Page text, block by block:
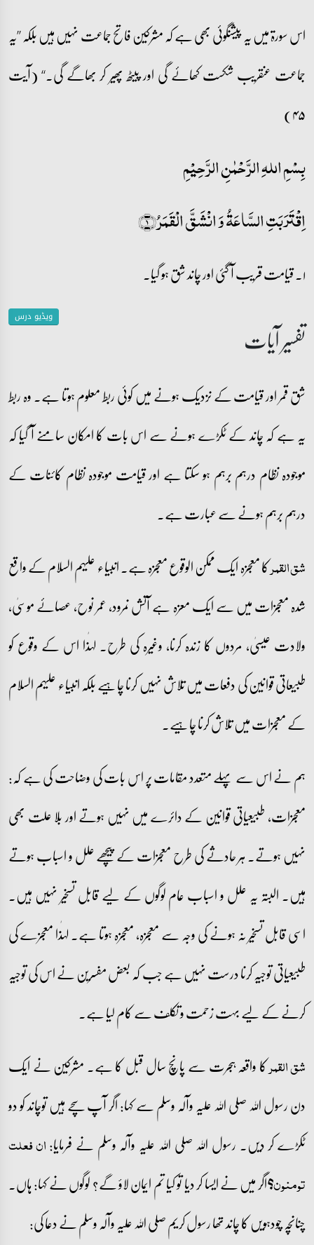
اس سورۃ میں یہ پیشنگوئی بھی ہے کہ مشرکین فاتح جماعت نہیں ہیں بلکہ ’’یہ
جماعت عنقریب شکست کھائے گی اور پیٹھ پھیر کر بھاگے گی۔‘‘ (آیت
۴۵)
بِسْمِ اللہِ الرَّحْمٰنِ الرَّحِيْمِ
اِقۡتَرَبَتِ السَّاعَۃُ وَ انۡشَقَّ الۡقَمَرُ﴿۱﴾
۱۔ قیامت قریب آ گئی اور چاند شق ہو گیا۔
ویڈیو درس تفسیر آیات
شق قمر اور قیامت کے نزدیک ہونے میں کوئی ربط معلوم ہوتا ہے۔ وہ ربط
یہ ہے کہ چاند کے ٹکڑے ہونے سے اس بات کا امکان سامنے آ گیا کہ
موجودہ نظام درہم برہم ہو سکتا ہے اور قیامت موجودہ نظام کائنات کے
درہم برہم ہونے سے عبارت ہے۔
شق القمرکا معجزہ ایک ممکن الوقوع معجزہ ہے۔ انبیاء علیہم السلام کے واقع
شدہ معجزات میں سے ایک معزہ ہے آتش نمرود، عمر نوح، عصائے موسیٰ،
ولادت عیسیٰ، مردوں کا زندہ کرنا، وغیرہ کی طرح۔ لہٰذا اس کے وقوع کو
طبیعاتی قوانین کی دفعات میں تلاش نہیں کرنا چاہیے بلکہ انبیاء علیہم السلام
کے معجزات میں تلاش کرنا چاہیے۔
ہم نے اس سے پہلے متعدد مقامات پر اس بات کی وضاحت کی ہے کہ:
معجزات، طبیعیاتی قوانین کے دائرے میں نہیں ہوتے اور بلا علت بھی
نہیں ہوتے۔ ہر حادثے کی طرح معجزات کے پیچھے علل و اسباب ہوتے
ہیں۔ البتہ یہ علل و اسباب عام لوگوں کے لیے قابل تسخیر نہیں ہیں۔
اسی قابل تسخیر نہ ہونے کی وجہ سے معجزہ، معجزہ ہوتا ہے۔ لہٰذا معجزے کی
طبیعیاتی توجیہ کرنا درست نہیں ہے جب کہ بعض مفسرین نے اس کی توجیہ
کرنے کے لیے بہت زحمت و تکلف سے کام لیا ہے۔
شق القمرکا واقعہ ہجرت سے پانچ سال قبل کا ہے۔ مشرکین نے ایک
دن رسول اللہ صلی اللہ علیہ وآلہ وسلم سے کہا: اگر آپ سچے ہیں توچاند کو دو
ٹکڑے کر دیں۔ رسول اللہ صلی اللہ علیہ وآلہ وسلم نے فرمایا:ان فعلت
تومنون؟اگر میں نے ایسا کر دیا تو کیا تم ایمان لاؤ گے؟ لوگوں نے کہا: ہاں۔
چنانچہ چودہویں کا چاند تھا رسول کریم صلی اللہ علیہ وآلہ وسلم نے دعا کی: